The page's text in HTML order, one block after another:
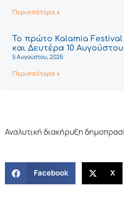
Περισσότερα »
Το πρώτο Kalamia Festival
και Δευτέρα 10 Αυγούστου
5 Αυγούστου, 2026
Περισσότερα »
Αναλυτική διακήρυξη
Facebook X